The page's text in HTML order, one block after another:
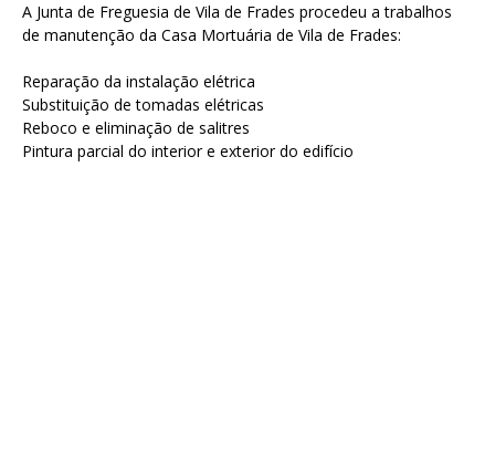
A Junta de Freguesia de Vila de Frades procedeu a trabalhos
de manutenção da Casa Mortuária de Vila de Frades:
Reparação da instalação elétrica
Substituição de tomadas elétricas
Reboco e eliminação de salitres
Pintura parcial do interior e exterior do edifício